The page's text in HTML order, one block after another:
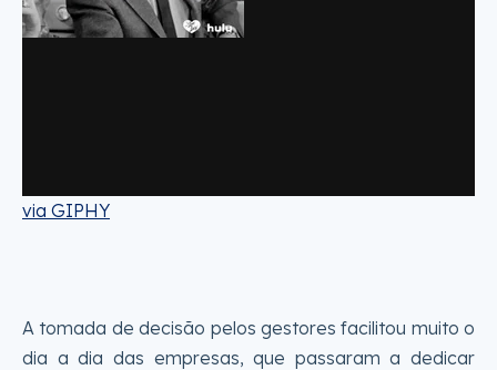
via GIPHY
A tomada de decisão pelos gestores facilitou muito o
dia a dia das empresas, que passaram a dedicar